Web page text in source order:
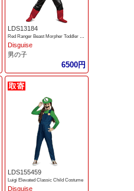
LDS13184
Disguise
男の子
6500円
LDS155459
Luigi Elevated Classic Child Costume
Disguise